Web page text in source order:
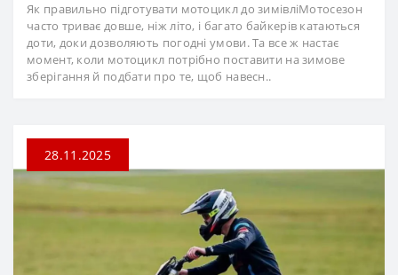
Як правильно підготувати мотоцикл до зимівліМотосезон
часто триває довше, ніж літо, і багато байкерів катаються
доти, доки дозволяють погодні умови. Та все ж настає
момент, коли мотоцикл потрібно поставити на зимове
зберігання й подбати про те, щоб навесн..
28.11.2025